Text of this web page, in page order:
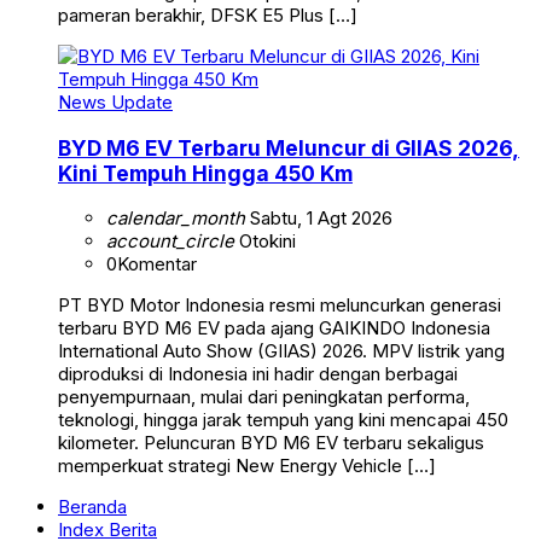
pameran berakhir, DFSK E5 Plus […]
News Update
BYD M6 EV Terbaru Meluncur di GIIAS 2026,
Kini Tempuh Hingga 450 Km
calendar_monthSabtu, 1 Agt 2026
account_circleOtokini
0Komentar
PT BYD Motor Indonesia resmi meluncurkan generasi
terbaru BYD M6 EV pada ajang GAIKINDO Indonesia
International Auto Show (GIIAS) 2026. MPV listrik yang
diproduksi di Indonesia ini hadir dengan berbagai
penyempurnaan, mulai dari peningkatan performa,
teknologi, hingga jarak tempuh yang kini mencapai 450
kilometer. Peluncuran BYD M6 EV terbaru sekaligus
memperkuat strategi New Energy Vehicle […]
Beranda
Index Berita